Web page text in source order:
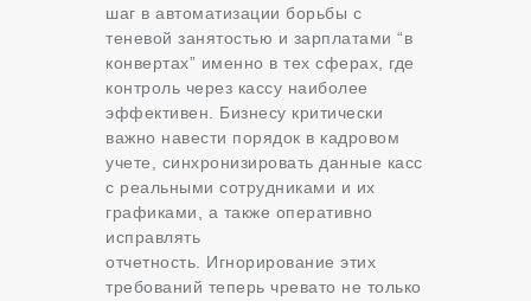
шаг в автоматизации борьбы с
теневой занятостью и зарплатами “в
конвертах” именно в тех сферах, где
контроль через кассу наиболее
эффективен. Бизнесу критически
важно навести порядок в кадровом
учете, синхронизировать данные касс
с реальными сотрудниками и их
графиками, а также оперативно
исправлять
отчетность. Игнорирование этих
требований теперь чревато не только